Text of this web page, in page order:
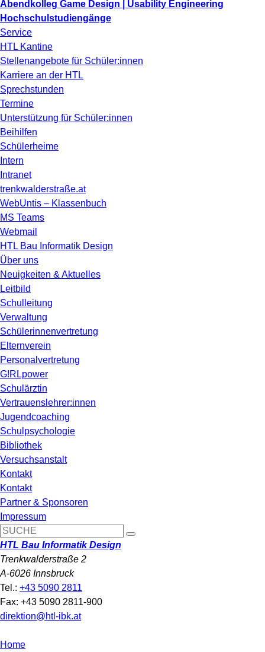
Abendkolleg Game Design | Usability Engineering
Hochschulstudiengänge
Service
HTL Kantine
Stellenangebote für Schüler:innen
Karriere an der HTL
Sprechstunden
Termine
Unterstützung für Schüler:innen
Beihilfen
Schülerheime
Intern
Intranet
trenkwalderstraße.at
WebUntis – Klassenbuch
MS Teams
Webmail
HTL Bau Informatik Design
Über uns
Neuigkeiten & Aktuelles
Leitbild
Schulleitung
Verwaltung
Schülerinnenvertretung
Elternverein
Personalvertretung
G!RLpower
Schulärztin
Vertrauenslehrer:innen
Jugendcoaching
Schulpsychologie
Bibliothek
Versuchsanstalt
Kontakt
Kontakt
Partner & Sponsoren
Impressum
HTL Bau Informatik Design
Trenkwalderstraße 2
A-6026 Innsbruck
Tel.: +43 5090 2811
Fax: +43 5090 2811-900
direktion@htl-ibk.at
Home